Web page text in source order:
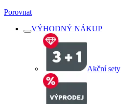
Porovnat
VÝHODNÝ NÁKUP
Akční sety